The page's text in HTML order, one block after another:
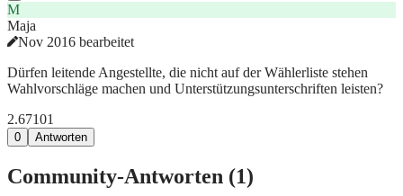
M
Maja
Nov 2016 bearbeitet
Dürfen leitende Angestellte, die nicht auf der Wählerliste stehen
Wahlvorschläge machen und Unterstützungsunterschriften leisten?
2.67101
0 Antworten
Community-Antworten (1)